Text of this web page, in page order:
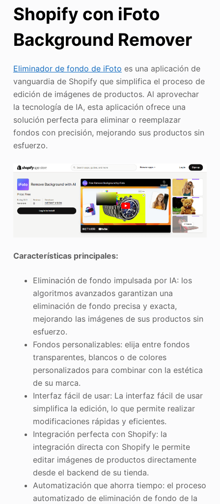
Shopify con iFoto
Background Remover
Eliminador de fondo de iFoto es una aplicación de
vanguardia de Shopify que simplifica el proceso de
edición de imágenes de productos. Al aprovechar
la tecnología de IA, esta aplicación ofrece una
solución perfecta para eliminar o reemplazar
fondos con precisión, mejorando sus productos sin
esfuerzo.
Características principales:
Eliminación de fondo impulsada por IA: los
algoritmos avanzados garantizan una
eliminación de fondo precisa y exacta,
mejorando las imágenes de sus productos sin
esfuerzo.
Fondos personalizables: elija entre fondos
transparentes, blancos o de colores
personalizados para combinar con la estética
de su marca.
Interfaz fácil de usar: La interfaz fácil de usar
simplifica la edición, lo que permite realizar
modificaciones rápidas y eficientes.
Integración perfecta con Shopify: la
integración directa con Shopify le permite
editar imágenes de productos directamente
desde el backend de su tienda.
Automatización que ahorra tiempo: el proceso
automatizado de eliminación de fondo de la